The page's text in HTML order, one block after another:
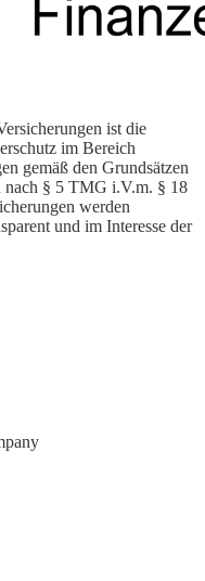
ist die
im Bereich
gemäß den Grundsätzen
nach § 5 TMG i.V.m. § 18
werden
und im Interesse der